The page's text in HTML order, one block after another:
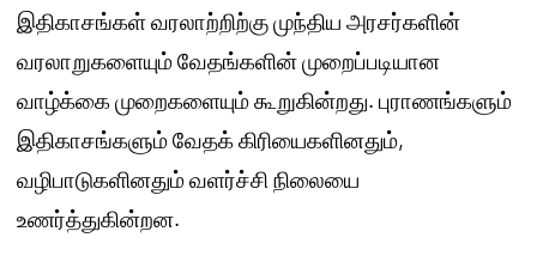
இதிகாசங்கள் வரலாற்றிற்கு முந்திய அரசர்களின்
வரலாறுகளையும் வேதங்களின் முறைப்படியான
வாழ்க்கை முறைகளையும் கூறுகின்றது. புராணங்களும்
இதிகாசங்களும் வேதக் கிரியைகளினதும்,
வழிபாடுகளினதும் வளர்ச்சி நிலையை
உணர்த்துகின்றன.